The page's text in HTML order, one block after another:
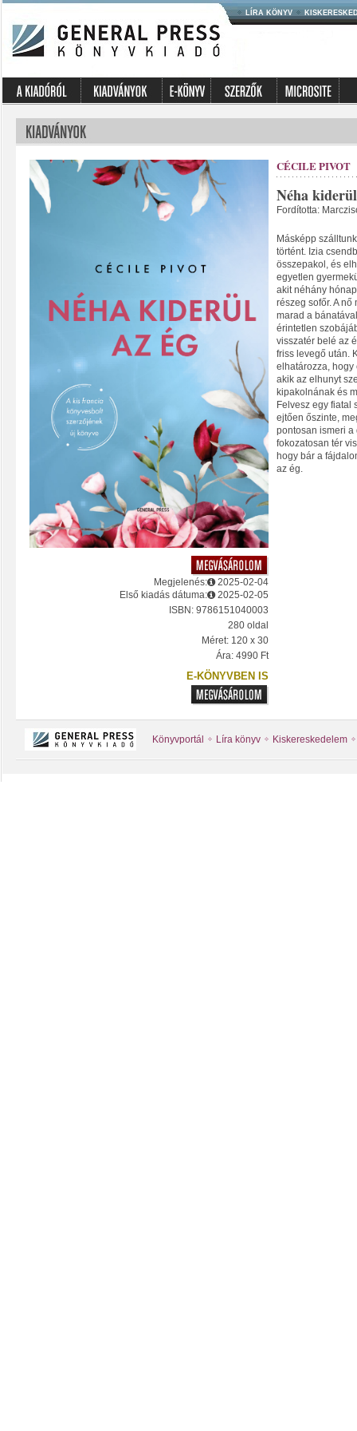
LÍRA KÖNYV
Megjelenés:
2025-02-04
Első kiadás dátuma:
2025-02-05
ISBN: 9786151040003
280 oldal
Méret: 120 x 30
Ára: 4990 Ft
E-KÖNYVBEN IS
CÉCILE PIVOT
Néha
Fordította:
Másképp
történt. Izia
összepakol, és
egyetlen
akit néhány
részeg sofőr. A
marad a
érintetlen
visszatér belé az
friss levegő után.
elhatározza,
akik az elhunyt
kipakolnának és
Felvesz egy fiatal
ejtően őszinte,
pontosan ismeri a
fokozatosan tér
hogy bár a
az ég.
Könyvportál Líra könyv Kiskereskedelem